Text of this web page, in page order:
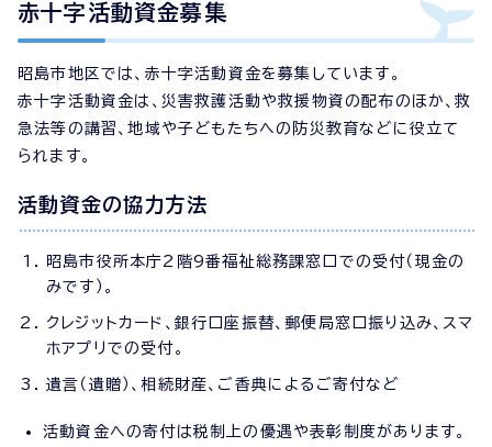
赤十字活動資金募集
昭島市地区では、赤十字活動資金を募集しています。
赤十字活動資金は、災害救護活動や救援物資の配布のほか、救
急法等の講習、地域や子どもたちへの防災教育などに役立て
られます。
活動資金の協力方法
昭島市役所本庁2階9番福祉総務課窓口での受付（現金の
みです）。
クレジットカード、銀行口座振替、郵便局窓口振り込み、スマ
ホアプリでの受付。
遺言（遺贈）、相続財産、ご香典によるご寄付など
活動資金への寄付は税制上の優遇や表彰制度があります。